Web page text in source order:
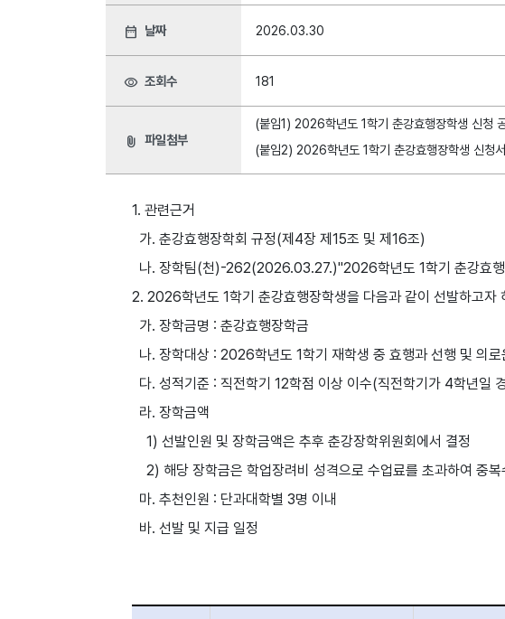
date_range 날짜 2026.03.30
visibility 조회수 181
attach_file 파일첨부
(붙임1) 2026학년도 1학기 춘강효행장학생 신청
(붙임2) 2026학년도 1학기 춘강효행장학생 신청
1. 관련근거
가. 춘강효행장학회 규정(제4장 제15조 및 제16조)
나. 장학팀(천)-262(2026.03.27.)"2026학년도 1학기 춘강효행
2. 2026학년도 1학기 춘강효행장학생을 다음과 같이 선발하고자
가. 장학금명 : 춘강효행장학금
나. 장학대상 : 2026학년도 1학기 재학생 중 효행과 선행 및 의
다. 성적기준 : 직전학기 12학점 이상 이수(직전학기가 4학년일
라. 장학금액
1) 선발인원 및 장학금액은 추후 춘강장학위원회에서 결정
2) 해당 장학금은 학업장려비 성격으로 수업료를 초과하여 중복
마. 추천인원 : 단과대학별 3명 이내
바. 선발 및 지급 일정